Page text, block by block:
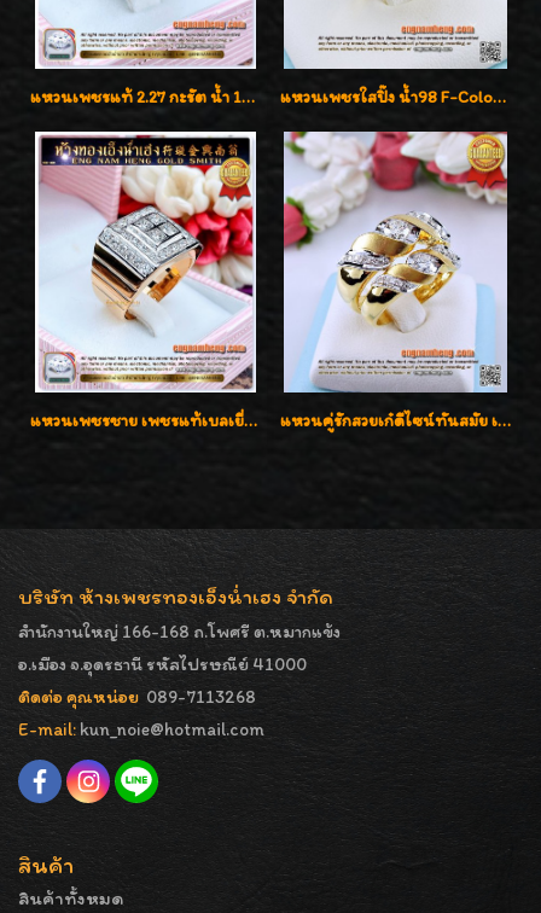
แหวนเพชรแท้ 2.27 กะรัต น้ำ 100% เบลเยี่ยมคัท ลวดลายดอกกุหลาบหรู แหวนเพชรใสปิ๊ง น้ำ98 F-Color/VVS1 น้ำหนักเพชรรวม 2.56 กะรัต ใส่เต็มนิ้วเพชรเป็นน้ำเป็นเนื้อสวยมากๆค่ะ
แหวนเพชรชาย เพชรแท้เบลเยี่ยมคัท น้ำ100% D-Color/VVS 2.46 กะรัต แหวนคู่รักสวยเก๋ดีไซน์ทันสมัย เพชรเบลเยี่ยมคัท น้ำ98 F-Color/VVS ต้อนรับเทศกาลแห่งความรักจ้ะ
บริษัท ห้างเพชรทองเอ็งน่ำเฮง จำกัด
สำนักงานใหญ่ 166-168 ถ.โพศรี ต.หมากแข้ง
อ.เมือง จ.อุดรธานี รหัสไปรษณีย์ 41000
ติดต่อ คุณหน่อย 089-7113268
E-mail: kun_noie@hotmail.com
สินค้า
สินค้าทั้งหมด